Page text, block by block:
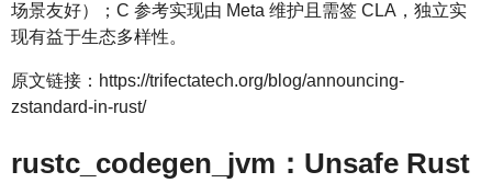
场景友好）；C 参考实现由 Meta 维护且需签 CLA，独立实
现有益于生态多样性。
原文链接：https://trifectatech.org/blog/announcing-
zstandard-in-rust/
rustc_codegen_jvm：Unsafe Rust